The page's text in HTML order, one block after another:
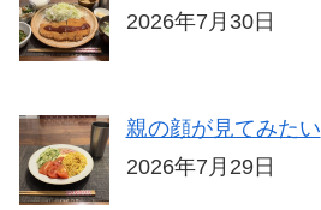
2026年7月30日
親の顔が見てみたい
2026年7月29日